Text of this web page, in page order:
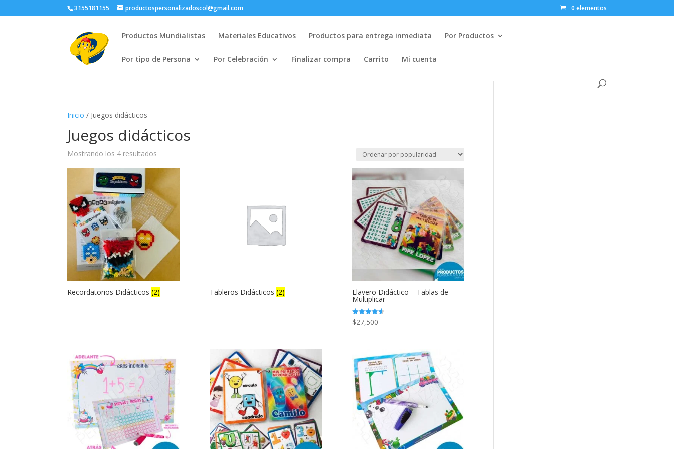
3155181155 productospersonalizadoscol@gmail.com 0 elementos
Productos Mundialistas Materiales Educativos Productos para entrega inmediata Por Productos
Por tipo de Persona Por Celebración Finalizar compra Carrito Mi cuenta
Inicio / Juegos didácticos
Juegos didácticos
Mostrando los 4 resultados
popularidad
Recordatorios Didácticos(2) Tableros Didácticos (2) Llavero Didáctico – Tablas de
Multiplicar
Valorado
con
$27,500